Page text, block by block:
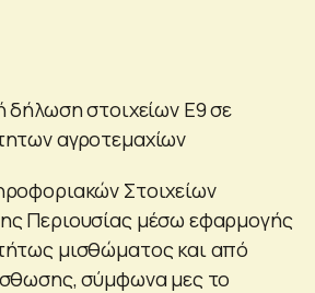
δήλωση στοιχείων Ε9 σε
αγροτεμαχίων
Στοιχείων
Περιουσίας μέσω εφαρμογής
μισθώματος και από
σύμφωνα μες το